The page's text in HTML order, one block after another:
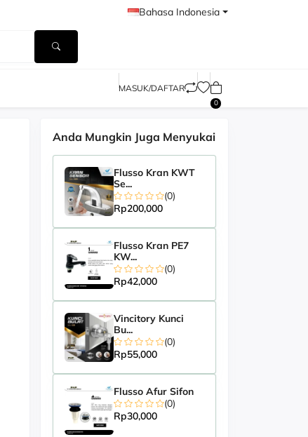
Bahasa Indonesia
MASUK/DAFTAR
0
-60%
Anda Mungkin Juga Menyukai
Flusso Kran KWT
Se...
(0)
Rp200,000
Flusso Kran PE7
KW...
(0)
Rp42,000
Vincitory Kunci
Bu...
(0)
Rp55,000
Flusso Afur Sifon
(0)
Rp30,000